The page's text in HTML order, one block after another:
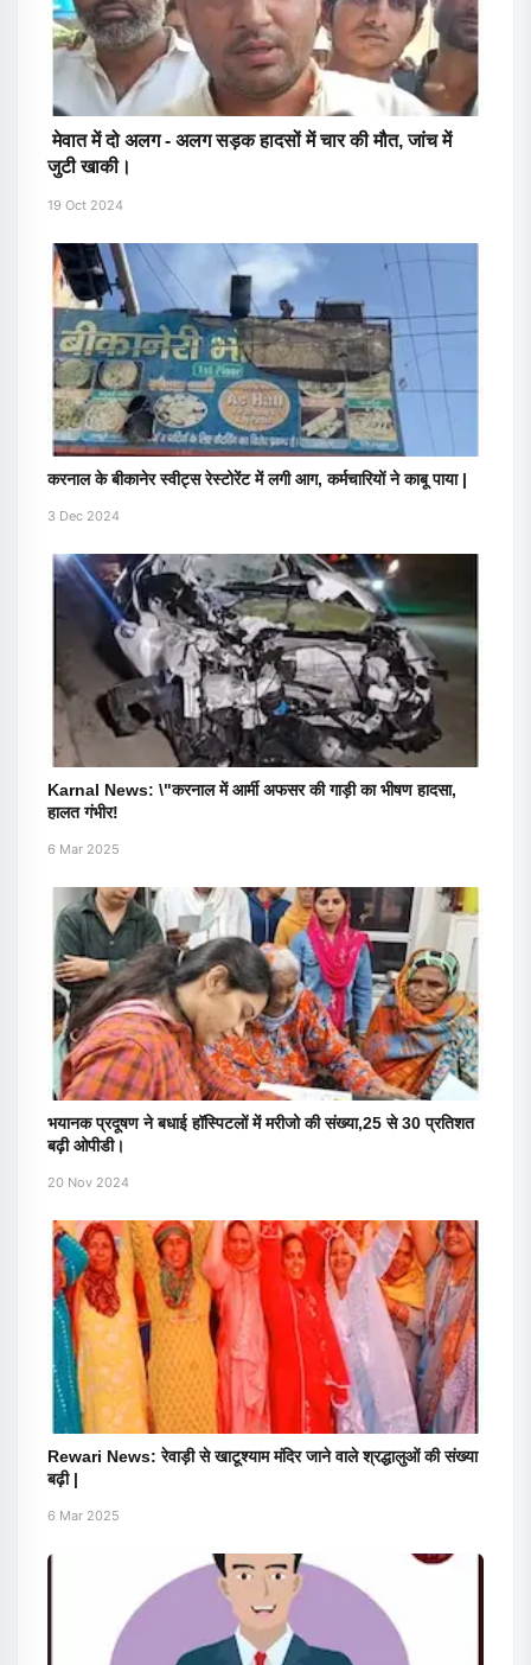
मेवात में दो अलग - अलग सड़क हादसों में चार की मौत, जांच में
जुटी खाकी।
19 Oct 2024
करनाल के बीकानेर स्वीट्स रेस्टोरेंट में लगी आग, कर्मचारियों ने काबू पाया |
3 Dec 2024
Karnal News: \"करनाल में आर्मी अफसर की गाड़ी का भीषण हादसा,
हालत गंभीर!
6 Mar 2025
भयानक प्रदूषण ने बधाई हॉस्पिटलों में मरीजो की संख्या,25 से 30 प्रतिशत
बढ़ी ओपीडी।
20 Nov 2024
Rewari News: रेवाड़ी से खाटूश्याम मंदिर जाने वाले श्रद्धालुओं की संख्या
बढ़ी |
6 Mar 2025